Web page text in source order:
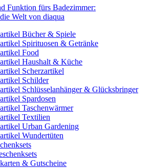
Funktion fürs Badezimmer:
Welt von diaqua
Bücher & Spiele
Spirituosen & Getränke
Food
Haushalt & Küche
Scherzartikel
Schilder
Schlüsselanhänger & Glücksbringer
Spardosen
Taschenwärmer
Textilien
Urban Gardening
Wundertüten
& Gutscheine